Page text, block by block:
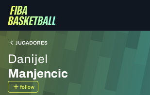
JUGADORES
Danijel
Manjencic
follow